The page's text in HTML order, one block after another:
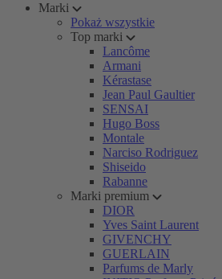
Marki
Pokaż wszystkie
Top marki
Lancôme
Armani
Kérastase
Jean Paul Gaultier
SENSAI
Hugo Boss
Montale
Narciso Rodriguez
Shiseido
Rabanne
Marki premium
DIOR
Yves Saint Laurent
GIVENCHY
GUERLAIN
Parfums de Marly